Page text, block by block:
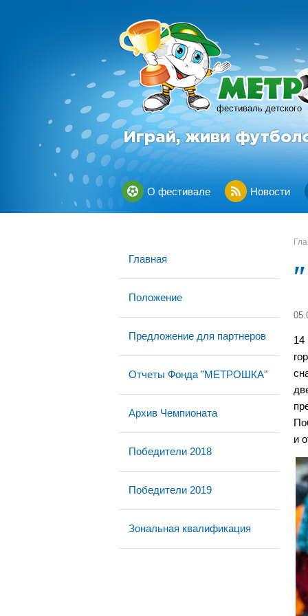
фестиваль детского
Играй, живи
О фестивале Новости
Главная
Положение
Предложение для партнеров
Отчеты Фонда "МЕТРОШКА"
Архив Чемпионата
Победители 2018
Победители 2019
Зональная квалификация
14
и